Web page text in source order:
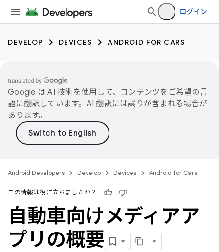
ログイン
DEVELOP DEVICES ANDROID FOR CARS
Google は AI 技術を使用して、コンテンツをご希望の言
語に翻訳しています。AI 翻訳には誤りが含まれる場合が
あります。
Android Developers Develop Devices Android for Cars
この情報は役に立ちましたか？
自動車向けメディアア
プリの概要